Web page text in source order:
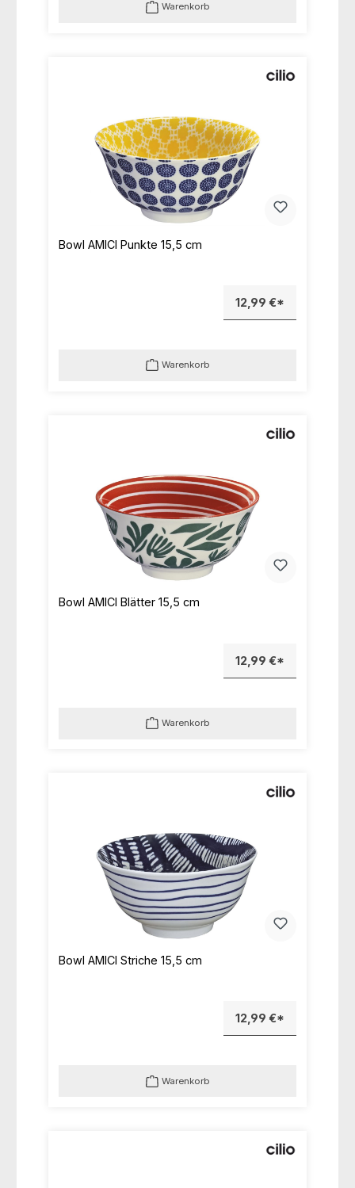
Warenkorb
Bowl AMICI Punkte 15,5 cm
12,99 €*
Warenkorb
Bowl AMICI Blätter 15,5 cm
12,99 €*
Warenkorb
Bowl AMICI Striche 15,5 cm
12,99 €*
Warenkorb